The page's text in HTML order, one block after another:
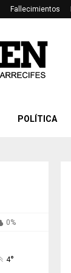
Fallecimientos
POLÍTICA
0%
4°